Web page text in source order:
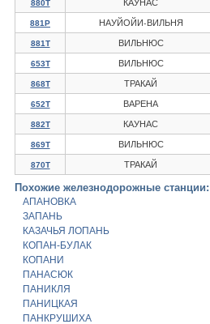
880Т
881Р НАУЙОЙИ-ВИЛЬНЯ
881Т ВИЛЬНЮС
653Т ВИЛЬНЮС
868Т ТРАКАЙ
652Т ВАРЕНА
882Т КАУНАС
869Т ВИЛЬНЮС
870Т ТРАКАЙ
Похожие железнодорожные станции:
АПАНОВКА
ЗАПАНЬ
КАЗАЧЬЯ ЛОПАНЬ
КОПАН-БУЛАК
КОПАНИ
ПАНАСЮК
ПАНИКЛЯ
ПАНИЦКАЯ
ПАНКРУШИХА